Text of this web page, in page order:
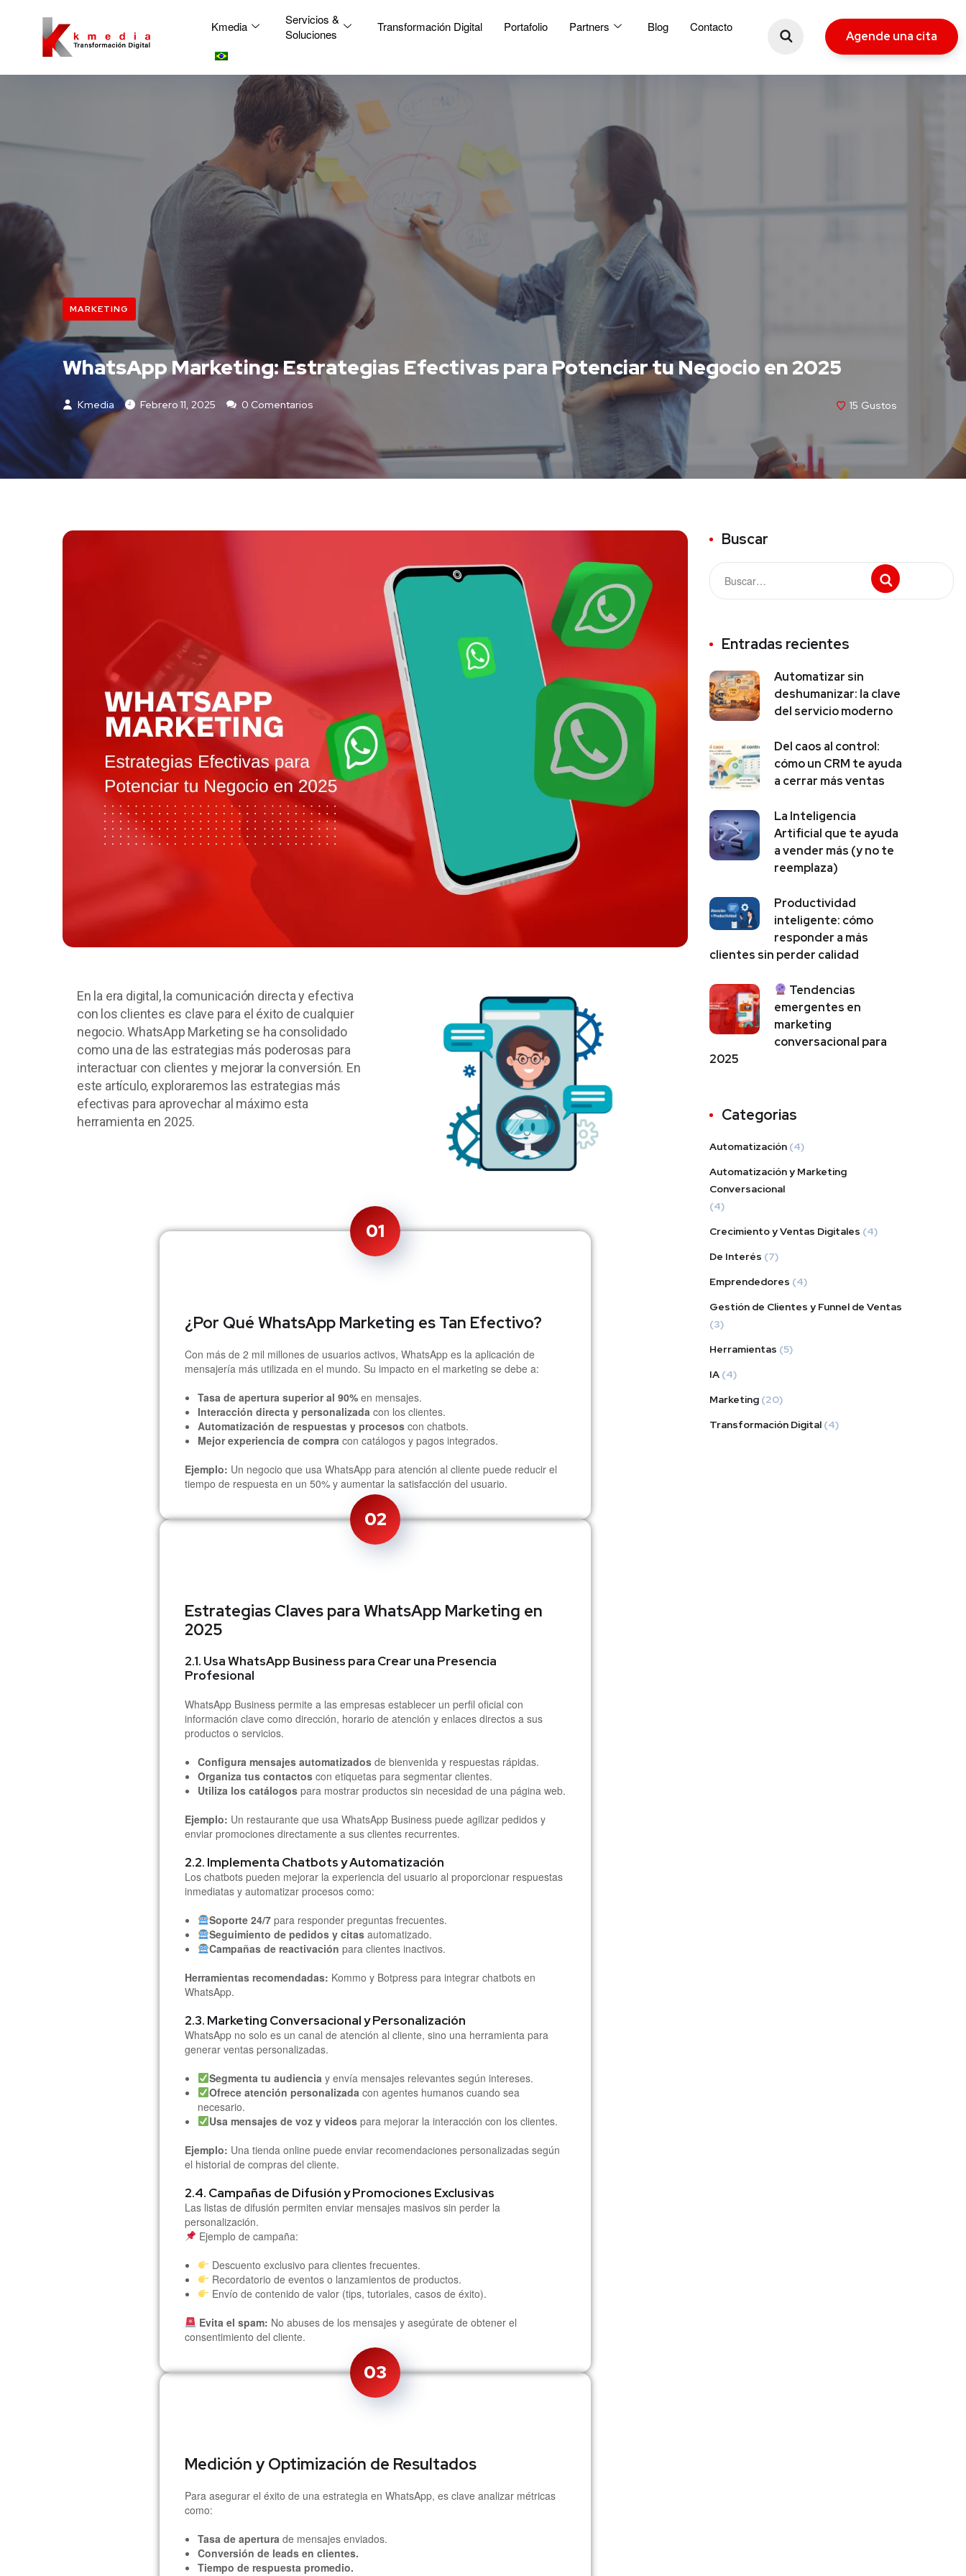
Kmedia
Servicios &
Soluciones
Transformación Digital Portafolio Partners Blog Contacto
Agende una cita
MARKETING
WhatsApp Marketing: Estrategias Efectivas para Potenciar tu Negocio en 2025
Kmedia Febrero 11, 2025 0 Comentarios 15 Gustos
En la era digital, la comunicación directa y efectiva
con los clientes es clave para el éxito de cualquier
negocio. WhatsApp Marketing se ha consolidado
como una de las estrategias más poderosas para
interactuar con clientes y mejorar la conversión. En
este artículo, exploraremos las estrategias más
efectivas para aprovechar al máximo esta
herramienta en 2025.
01
¿Por Qué WhatsApp Marketing es Tan Efectivo?
Con más de 2 mil millones de usuarios activos, WhatsApp es la aplicación de
mensajería más utilizada en el mundo. Su impacto en el marketing se debe a:
Tasa de apertura superior al 90% en mensajes.
Interacción directa y personalizada con los clientes.
Automatización de respuestas y procesos con chatbots.
Mejor experiencia de compra con catálogos y pagos integrados.
Ejemplo: Un negocio que usa WhatsApp para atención al cliente puede reducir el
tiempo de respuesta en un 50% y aumentar la satisfacción del usuario.
02
Estrategias Claves para WhatsApp Marketing en
2025
2.1. Usa WhatsApp Business para Crear una Presencia
Profesional
WhatsApp Business permite a las empresas establecer un perfil oficial con
información clave como dirección, horario de atención y enlaces directos a sus
productos o servicios.
Configura mensajes automatizados de bienvenida y respuestas rápidas.
Organiza tus contactos con etiquetas para segmentar clientes.
Utiliza los catálogos para mostrar productos sin necesidad de una página web.
Ejemplo: Un restaurante que usa WhatsApp Business puede agilizar pedidos y
enviar promociones directamente a sus clientes recurrentes.
2.2. Implementa Chatbots y Automatización
Los chatbots pueden mejorar la experiencia del usuario al proporcionar respuestas
inmediatas y automatizar procesos como:
Soporte 24/7para responder preguntas frecuentes.
Seguimiento de pedidos y citasautomatizado.
Campañas de reactivación para clientes inactivos.
Herramientas recomendadas: Kommo y Botpress para integrar chatbots en
WhatsApp.
2.3. Marketing Conversacional y Personalización
WhatsApp no solo es un canal de atención al cliente, sino una herramienta para
generar ventas personalizadas.
Segmenta tu audiencia y envía mensajes relevantes según intereses.
Ofrece atención personalizada con agentes humanos cuando sea
necesario.
Usa mensajes de voz y videospara mejorar la interacción con los clientes.
Ejemplo: Una tienda online puede enviar recomendaciones personalizadas según
el historial de compras del cliente.
2.4. Campañas de Difusión y Promociones Exclusivas
Las listas de difusión permiten enviar mensajes masivos sin perder la
personalización.
Ejemplo de campaña:
Descuento exclusivo para clientes frecuentes.
Recordatorio de eventos o lanzamientos de productos.
Envío de contenido de valor (tips, tutoriales, casos de éxito).
Evita el spam: No abuses de los mensajes y asegúrate de obtener el
consentimiento del cliente.
03
Medición y Optimización de Resultados
Para asegurar el éxito de una estrategia en WhatsApp, es clave analizar métricas
como:
Tasa de apertura de mensajes enviados.
Conversión de leads en clientes.
Tiempo de respuesta promedio.
Buscar
Entradas recientes
Automatizar sin
deshumanizar: la clave
del servicio moderno
Del caos al control:
cómo un CRM te ayuda
a cerrar más ventas
La Inteligencia
Artificial que te ayuda
a vender más (y no te
reemplaza)
Productividad
inteligente: cómo
responder a más
clientes sin perder calidad
Tendencias
emergentes en
marketing
conversacional para
2025
Categorias
Automatización (4)
Automatización y Marketing
Conversacional
(4)
Crecimiento y Ventas Digitales (4)
De Interés (7)
Emprendedores (4)
Gestión de Clientes y Funnel de Ventas
(3)
Herramientas (5)
IA (4)
Marketing (20)
Transformación Digital (4)